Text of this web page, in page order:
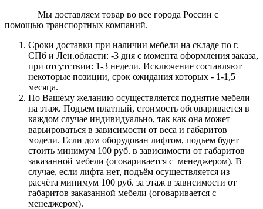
Мы доставляем товар во все города России с
помощью транспортных компаний.
Сроки доставки при наличии мебели на складе по г.
СПб и Лен.области: -3 дня с момента оформления заказа,
при отсутствии: 1-3 недели. Исключение составляют
некоторые позиции, срок ожидания которых - 1-1,5
месяца.
По Вашему желанию осуществляется поднятие мебели
на этаж. Подъем платный, стоимость обговаривается в
каждом случае индивидуально, так как она может
варьироваться в зависимости от веса и габаритов
модели. Если дом оборудован лифтом, подъем будет
стоить минимум 100 руб. в зависимости от габаритов
заказанной мебели (оговаривается с менеджером). В
случае, если лифта нет, подъём осуществляется из
расчёта минимум 100 руб. за этаж в зависимости от
габаритов заказанной мебели (оговаривается с
менеджером).